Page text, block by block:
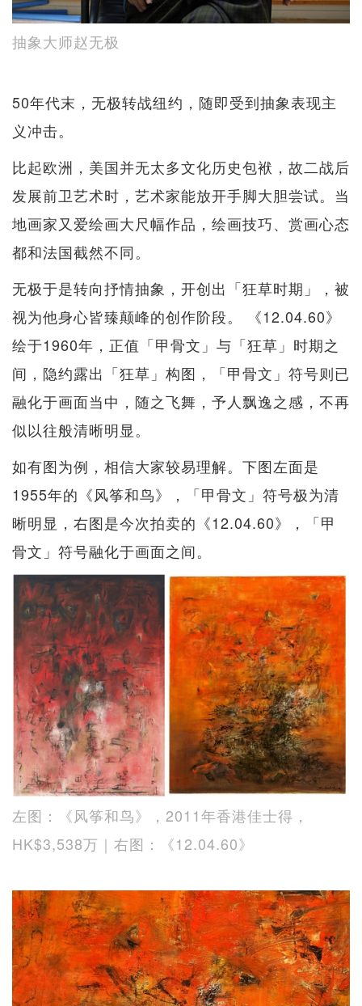
抽象大师赵无极
50年代末，无极转战纽约，随即受到抽象表现主
义冲击。
比起欧洲，美国并无太多文化历史包袱，故二战后
发展前卫艺术时，艺术家能放开手脚大胆尝试。当
地画家又爱绘画大尺幅作品，绘画技巧、赏画心态
都和法国截然不同。
无极于是转向抒情抽象，开创出「狂草时期」，被
视为他身心皆臻颠峰的创作阶段。 《12.04.60》
绘于1960年，正值「甲骨文」与「狂草」时期之
间，隐约露出「狂草」构图，「甲骨文」符号则已
融化于画面当中，随之飞舞，予人飘逸之感，不再
似以往般清晰明显。
如有图为例，相信大家较易理解。下图左面是
1955年的《风筝和鸟》，「甲骨文」符号极为清
晰明显，右图是今次拍卖的《12.04.60》，「甲
骨文」符号融化于画面之间。
左图：《风筝和鸟》，2011年香港佳士得，
HK$3,538万｜右图：《12.04.60》